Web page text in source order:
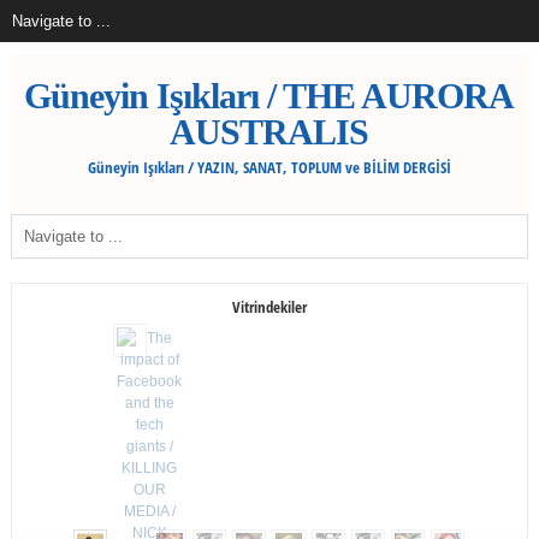
Güneyin Işıkları / THE AURORA
AUSTRALIS
Güneyin Işıkları / YAZIN, SANAT, TOPLUM ve BİLİM DERGİSİ
Vitrindekiler